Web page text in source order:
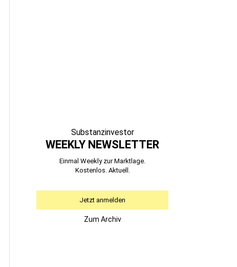
Substanzinvestor
WEEKLY NEWSLETTER
Einmal Weekly zur Marktlage.
Kostenlos. Aktuell.
Jetzt anmelden
Zum Archiv